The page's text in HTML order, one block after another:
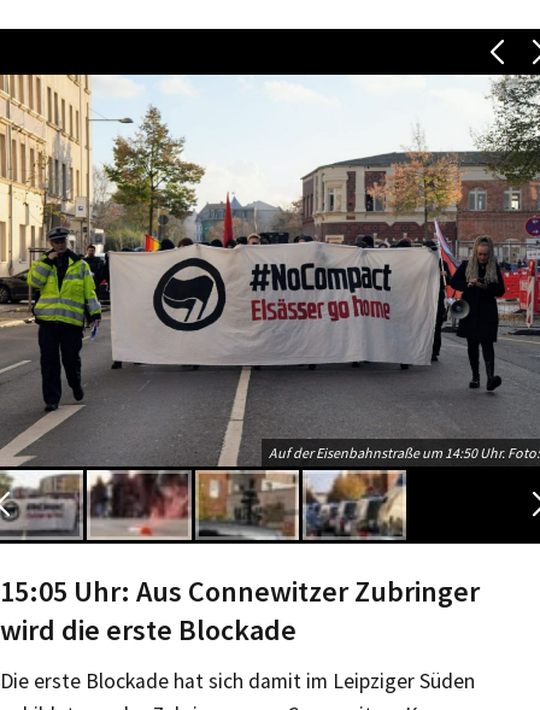
Auf der Eisenbahnstraße um 14:50 Uhr.
15:05 Uhr: Aus Connewitzer Zubringer
wird die erste Blockade
Die erste Blockade hat sich damit im Leipziger Süden